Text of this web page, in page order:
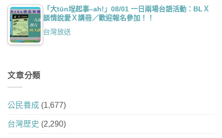
「大tūn埕起事–ah!」08/01 一日兩場台語活動：BLＸ
談情說愛Ｘ講冊／歡迎報名參加！！
台灣放送
文章分類
公民養成 (1,677)
台灣歷史 (2,290)